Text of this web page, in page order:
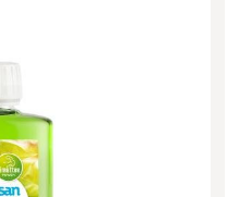
Detail
Detail